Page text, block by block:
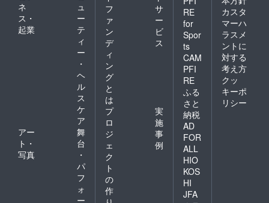
ネ
ス・
起業
ュ
ー
テ
ィ
ー
・
ヘ
ル
ス
ケ
ア
アー
ト・
写真
舞
台
・
パ
フ
ォ
ー
フ
ァ
ン
デ
ィ
ン
グ
と
は
サ
ー
ビ
ス
プ
ロ
ジ
ェ
ク
ト
の
作
実
施
事
例
RE
for
Spor
ts
CAM
PFI
RE
ふる
さと
納税
AD
FOR
ALL
HIO
KOS
HI
JFA
カスタ
マーハ
ラスメ
ントに
対する
考え方
クッ
キーポ
リシー